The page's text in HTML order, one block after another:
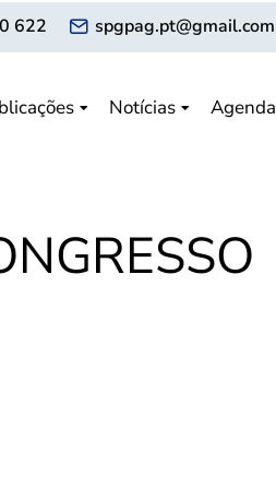
622 spgpag.pt@gmail.com
Notícias Agenda